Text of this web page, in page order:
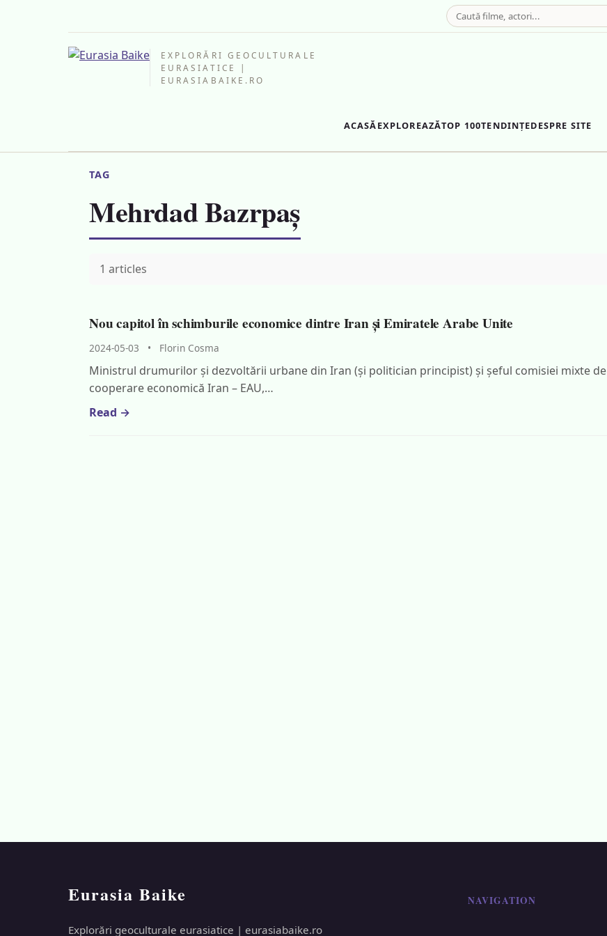
EXPLORĂRI GEOCULTURALE
EURASIATICE |
EURASIABAIKE.RO
ACASĂEXPLOREAZĂTOP 100TENDINȚEDESPRE SITE
TAG
Mehrdad Bazrpaș
1 articles
Nou capitol în schimburile economice dintre Iran și Emiratele Arabe Unite
2024-05-03 • Florin Cosma
Ministrul drumurilor și dezvoltării urbane din Iran (și politician principist) și șeful comisiei mixte de
cooperare economică Iran – EAU,…
Read →
Eurasia Baike
Explorări geoculturale eurasiatice | eurasiabaike.ro
NAVIGATION